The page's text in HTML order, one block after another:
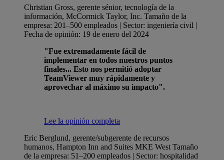
Christian Gross, gerente sénior, tecnología de la
información, McCormick Taylor, Inc. Tamaño de la
empresa: 201–500 empleados | Sector: ingeniería civil |
Fecha de opinión: 19 de enero del 2024
"Fue extremadamente fácil de
implementar en todos nuestros puntos
finales... Esto nos permitió adoptar
TeamViewer muy rápidamente y
aprovechar al máximo su impacto".
Lee la opinión completa
Eric Berglund, gerente/subgerente de recursos
humanos, Hampton Inn and Suites MKE West Tamaño
de la empresa: 51–200 empleados | Sector: hospitalidad